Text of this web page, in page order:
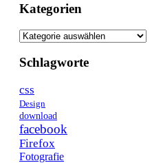
Kategorien
Kategorien
Schlagworte
css
Design
download
facebook
Firefox
Fotografie